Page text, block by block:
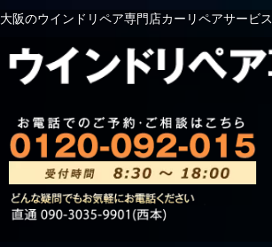
大阪のウインドリペア専門店カーリペアサービス